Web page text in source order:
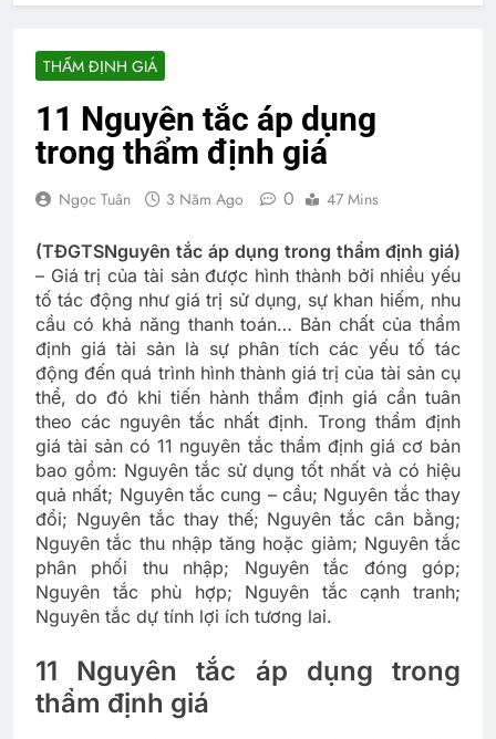
THẨM ĐỊNH GIÁ
11 Nguyên tắc áp dụng
trong thẩm định giá
Ngọc Tuân 3 Năm Ago 0 47 Mins
(TĐGTSNguyên tắc áp dụng trong thẩm định giá)
– Giá trị của tài sản được hình thành bởi nhiều yếu
tố tác động như giá trị sử dụng, sự khan hiếm, nhu
cầu có khả năng thanh toán… Bản chất của thẩm
định giá tài sản là sự phân tích các yếu tố tác
động đến quá trình hình thành giá trị của tài sản cụ
thể, do đó khi tiến hành thẩm định giá cần tuân
theo các nguyên tắc nhất định. Trong thẩm định
giá tài sản có 11 nguyên tắc thẩm định giá cơ bản
bao gồm: Nguyên tắc sử dụng tốt nhất và có hiệu
quả nhất; Nguyên tắc cung – cầu; Nguyên tắc thay
đổi; Nguyên tắc thay thế; Nguyên tắc cân bằng;
Nguyên tắc thu nhập tăng hoặc giảm; Nguyên tắc
phân phối thu nhập; Nguyên tắc đóng góp;
Nguyên tắc phù hợp; Nguyên tắc cạnh tranh;
Nguyên tắc dự tính lợi ích tương lai.
11 Nguyên tắc áp dụng trong
thẩm định giá